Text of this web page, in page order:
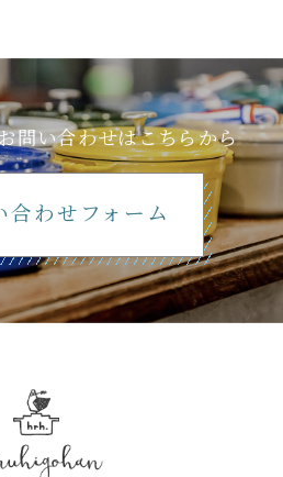
問い合わせはこちらから
合わせフォーム